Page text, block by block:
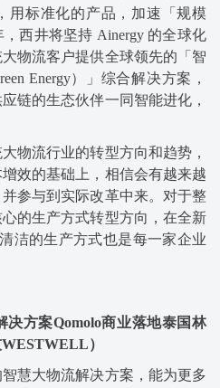
用标准化的产品，加速「规模
西井将坚持 Ainergy 的全球化
物流客户提供全球领先的「智
Energy）」综合解决方案，
链的生态伙伴一同智能进化，
物流行业的转型方向和趋势，
效的基础上，相信会有越来越
参与到实际改革中来。对于整
的生产方式转型方向，在全新
洁的生产方式也是每一家企业
方案Qomolo商业落地泰国林
）
慧大物流解决方案，能为更多